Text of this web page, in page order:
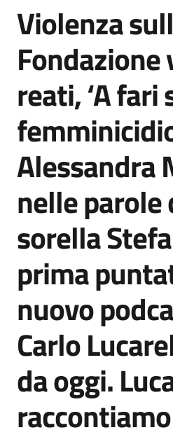
Agenzia
di
informazione
e
comunicazione
su
Salta al contenuto
Violenza
reati, ‘A fari
Alessandra
nelle parole
sorella
prima
nuovo
Carlo
da oggi.